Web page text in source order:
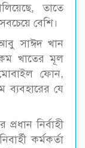
তাতে
বেশি।
আবু সাঈদ খান
খাতের মূল
ফোন,
ব্যবহারের যে
নির্বাহী
কর্মকর্তা